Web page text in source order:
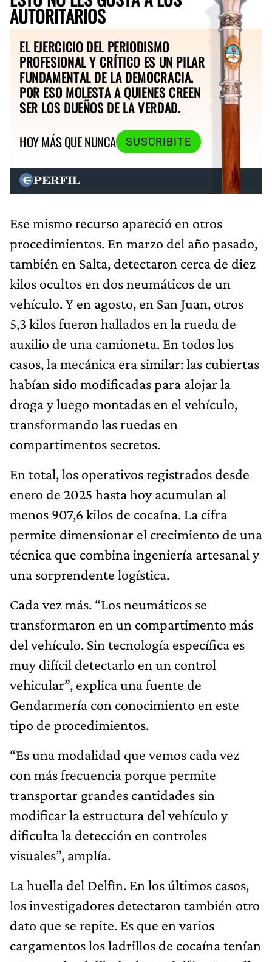
AUTORITARIOS
EL EJERCICIO DEL PERIODISMO
PROFESIONAL Y CRÍTICO ES UN PILAR
FUNDAMENTAL DE LA DEMOCRACIA.
POR ESO MOLESTA A QUIENES CREEN
SER LOS DUEÑOS DE LA VERDAD.
HOY MÁS QUE NUNCA
SUSCRIBITE
Ese mismo recurso apareció en otros
procedimientos. En marzo del año pasado,
también en Salta, detectaron cerca de diez
kilos ocultos en dos neumáticos de un
vehículo. Y en agosto, en San Juan, otros
5,3 kilos fueron hallados en la rueda de
auxilio de una camioneta. En todos los
casos, la mecánica era similar: las cubiertas
habían sido modificadas para alojar la
droga y luego montadas en el vehículo,
transformando las ruedas en
compartimentos secretos.
En total, los operativos registrados desde
enero de 2025 hasta hoy acumulan al
menos 907,6 kilos de cocaína. La cifra
permite dimensionar el crecimiento de una
técnica que combina ingeniería artesanal y
una sorprendente logística.
Cada vez más. “Los neumáticos se
transformaron en un compartimento más
del vehículo. Sin tecnología específica es
muy difícil detectarlo en un control
vehicular”, explica una fuente de
Gendarmería con conocimiento en este
tipo de procedimientos.
“Es una modalidad que vemos cada vez
con más frecuencia porque permite
transportar grandes cantidades sin
modificar la estructura del vehículo y
dificulta la detección en controles
visuales”, amplía.
La huella del Delfìn. En los últimos casos,
los investigadores detectaron también otro
dato que se repite. Es que en varios
cargamentos los ladrillos de cocaína tenían